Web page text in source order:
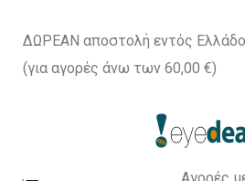
ΔΩΡΕΑΝ αποστολή εντός
(για αγορές άνω των 60,00 €)